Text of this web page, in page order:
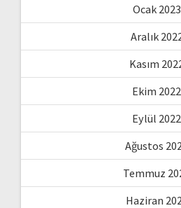
Ocak 2023
Aralık
Kasım
Ekim 2022
Eylül 2022
Ağustos
Temmuz
Haziran